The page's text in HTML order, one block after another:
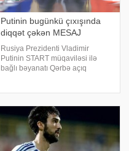
Putinin bugünkü çıxışında
diqqət çəkən MESAJ
Rusiya Prezidenti Vladimir
Putinin START müqaviləsi ilə
bağlı bəyanatı Qərbə açıq
Litovkin açıqlamasında bildirib. O,
qeyd edi